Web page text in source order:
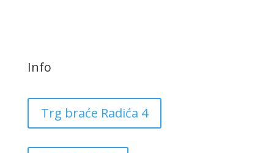
Info
Trg braće Radića 4